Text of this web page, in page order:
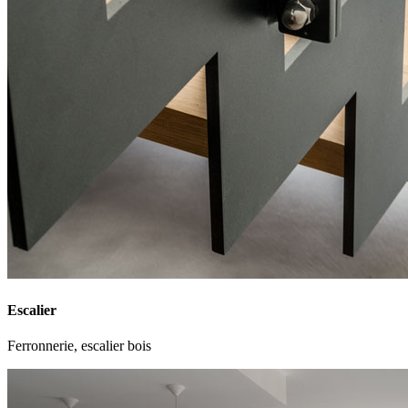
Escalier
Ferronnerie, escalier bois